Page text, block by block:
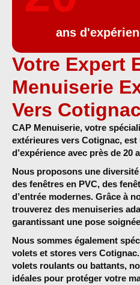
ans
Votre Expert
Menuiserie
Vers Cotignac
CAP Menuiserie, votre
extérieures vers Cotignac,
d’expérience avec près de 20
Nous proposons une
des fenêtres en PVC, des
d’entrée modernes. Grâce à
trouverez des menuiseries
garantissant une pose
Nous sommes également
volets et stores vers
volets roulants ou battants,
idéales pour protéger votre